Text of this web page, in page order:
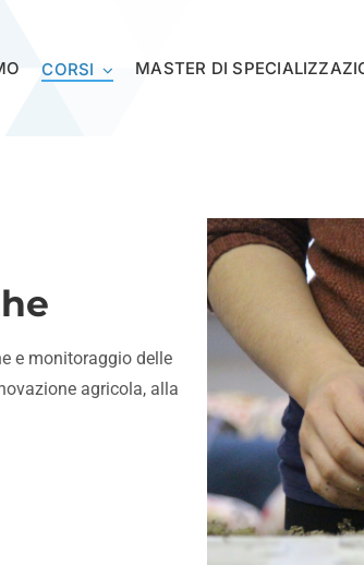
CORSI MASTER DI
e monitoraggio delle
agricola, alla